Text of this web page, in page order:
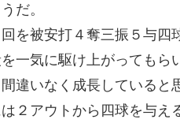
だ。
を被安打４奪三振５与四
一気に駆け上がっても
違いなく成長している
２アウトから四球を与